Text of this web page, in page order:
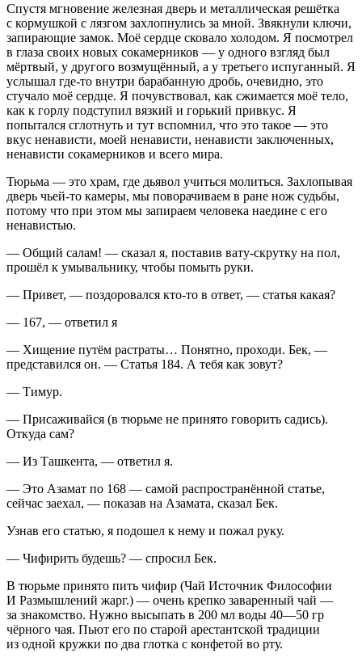
Спустя мгновение железная дверь и металлическая решётка
с кормушкой с лязгом захлопнулись за мной. Звякнули ключи,
запирающие замок. Моё сердце сковало холодом. Я посмотрел
в глаза своих новых сокамерников — у одного взгляд был
мёртвый, у другого возмущённый, а у третьего испуганный. Я
услышал где-то внутри барабанную дробь, очевидно, это
стучало моё сердце. Я почувствовал, как сжимается моё тело,
как к горлу подступил вязкий и горький привкус. Я
попытался сглотнуть и тут вспомнил, что это такое — это
вкус ненависти, моей ненависти, ненависти заключенных,
ненависти сокамерников и всего мира.
Тюрьма — это храм, где дьявол учиться молиться. Захлопывая
дверь чьей-то камеры, мы поворачиваем в ране нож судьбы,
потому что при этом мы запираем человека наедине с его
ненавистью.
— Общий салам! — сказал я, поставив вату-скрутку на пол,
прошёл к умывальнику, чтобы помыть руки.
— Привет, — поздоровался кто-то в ответ, — статья какая?
— 167, — ответил я
— Хищение путём растраты… Понятно, проходи. Бек, —
представился он. — Статья 184. А тебя как зовут?
— Тимур.
— Присаживайся (в тюрьме не принято говорить садись).
Откуда сам?
— Из Ташкента, — ответил я.
— Это Азамат по 168 — самой распространённой статье,
сейчас заехал, — показав на Азамата, сказал Бек.
Узнав его статью, я подошел к нему и пожал руку.
— Чифирить будешь? — спросил Бек.
В тюрьме принято пить чифир (Чай Источник Философии
И Размышлений жарг.) — очень крепко заваренный чай —
за знакомство. Нужно высыпать в 200 мл воды 40—50 гр
чёрного чая. Пьют его по старой арестантской традиции
из одной кружки по два глотка с конфетой во рту.